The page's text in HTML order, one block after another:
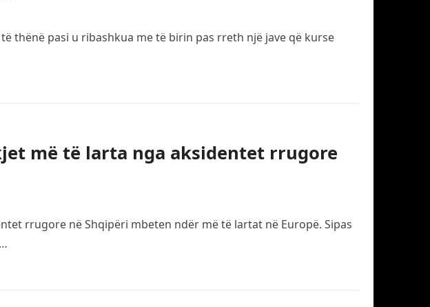
thënë pasi u ribashkua me të birin pas rreth një jave që kurse
më të larta nga aksidentet rrugore
rrugore në Shqipëri mbeten ndër më të lartat në Europë. Sipas